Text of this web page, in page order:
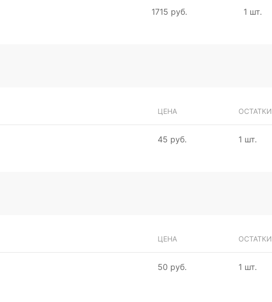
1715 руб. 1 шт.
ЦЕНА ОСТАТКИ
45 руб. 1 шт.
ЦЕНА ОСТАТКИ
50 руб. 1 шт.